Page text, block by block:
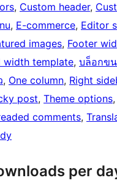
, Custom header,
, E-commerce, Editor
images, Footer
width template, บล็อกขน
, One column, Right
post, Theme options
comments,
per